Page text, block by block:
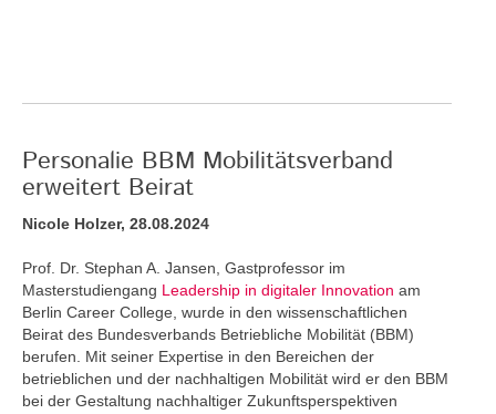
Personalie BBM Mobilitätsverband
erweitert Beirat
Nicole Holzer, 28.08.2024
Prof. Dr. Stephan A. Jansen, Gastprofessor im
Masterstudiengang Leadership in digitaler Innovation am
Berlin Career College, wurde in den wissenschaftlichen
Beirat des Bundesverbands Betriebliche Mobilität (BBM)
berufen. Mit seiner Expertise in den Bereichen der
betrieblichen und der nachhaltigen Mobilität wird er den BBM
bei der Gestaltung nachhaltiger Zukunftsperspektiven